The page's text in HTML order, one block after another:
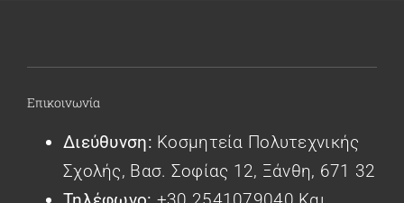
Επικοινωνία
Διεύθυνση: Κοσμητεία Πολυτεχνικής
Σχολής, Βασ. Σοφίας 12, Ξάνθη, 671 32